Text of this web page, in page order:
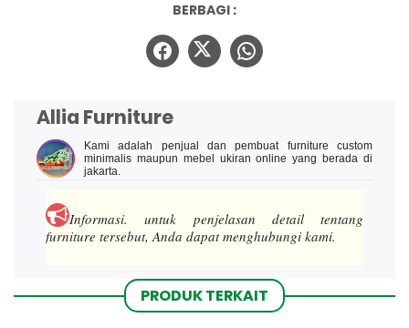
BERBAGI :
Allia Furniture
Kami adalah penjual dan pembuat furniture custom
minimalis maupun mebel ukiran online yang berada di
jakarta.
Informasi.untuk penjelasan detail tentang
furniture tersebut, Anda dapat menghubungi kami.
PRODUK TERKAIT